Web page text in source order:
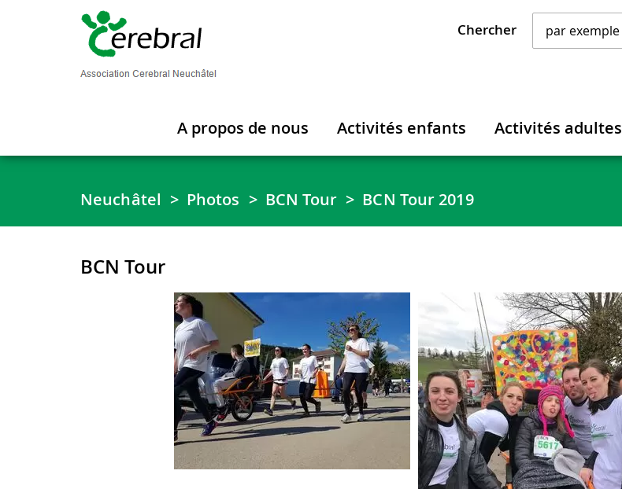
Chercher
A propos de nous Activités enfants Activités adultes
Neuchâtel Photos BCN Tour BCN Tour 2019
BCN Tour